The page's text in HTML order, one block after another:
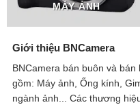
MÁY ẢNH
Giới thiệu BNCamera
BNCamera bán buôn và
gồm: Máy ảnh, Ống kính,
ngành ảnh... Các thương